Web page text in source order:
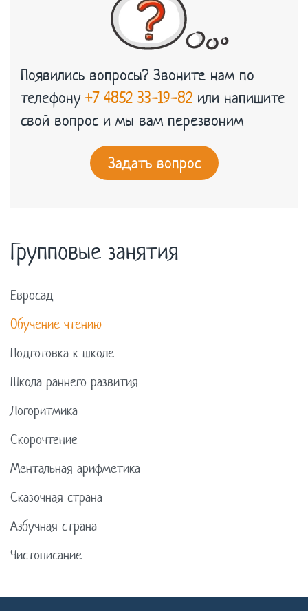
Появились вопросы? Звоните нам по
телефону +7 4852 33-19-82 или напишите
свой вопрос и мы вам перезвоним
Задать вопрос
Групповые занятия
Евросад
Обучение чтению
Подготовка к школе
Школа раннего развития
Логоритмика
Скорочтение
Ментальная арифметика
Сказочная страна
Азбучная страна
Чистописание